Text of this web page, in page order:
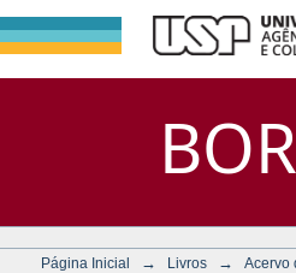
Página Inicial → Livros → Acervo